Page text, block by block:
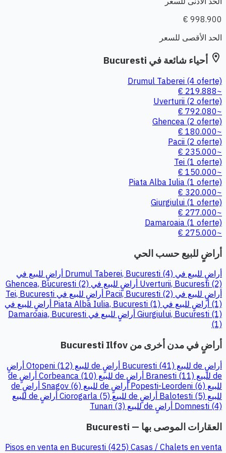
998.900 €
الحد الأقصى للسعر
location_on أحياء شائعة في Bucuresti
Drumul Taberei (4 oferte)
~219.888 €
Uverturii (2 oferte)
~792.080 €
Ghencea (2 oferte)
~180.000 €
Pacii (2 oferte)
~235.000 €
Tei (1 oferte)
~150.000 €
Piata Alba Iulia (1 oferte)
~320.000 €
Giurgiului (1 oferte)
~277.000 €
Damaroaia (1 oferte)
~275.000 €
أراضٍ للبيع حسب الحي
أراضٍ للبيع في Drumul Taberei, Bucuresti (4)
أراضٍ للبيع في
Uverturii, Bucuresti (2) أراضٍ للبيع في Ghencea, Bucuresti (2)
أراضٍ للبيع في Pacii, Bucuresti (2)
أراضٍ للبيع في Tei, Bucuresti
(1) أراضٍ للبيع في Piata Alba Iulia, Bucuresti (1)
أراضٍ للبيع في
Giurgiului, Bucuresti (1)
أراضٍ للبيع في Damaroaia, Bucuresti
(1)
أراضٍ في مدن أخرى من Bucuresti Ilfov
أراضٍ de للبيع Bucuresti (41) أراضٍ de للبيع Otopeni (12)
أراضٍ
de للبيع Branesti (11)
أراضٍ de للبيع Corbeanca (10)
أراضٍ de
للبيع Popesti-Leordeni (6)
أراضٍ de للبيع Snagov (6)
أراضٍ de
للبيع Balotesti (5)
أراضٍ de للبيع Ciorogarla (5)
أراضٍ de للبيع
Domnesti (4) أراضٍ de للبيع Tunari (3)
العقارات الموصى بها — Bucuresti
Pisos en venta en Bucuresti (425) Casas / Chalets en venta